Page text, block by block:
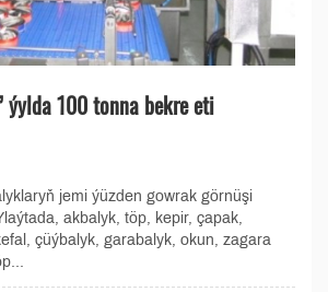
ýylda 100 tonna bekre eti
jemi ýüzden gowrak görnüşi
akbalyk, töp, kepir, çapak,
çüýbalyk, garabalyk, okun, zagara